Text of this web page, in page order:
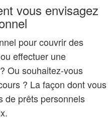
vous envisagez
pour couvrir des
effectuer une
Ou souhaitez-vous
? La façon dont vous
de prêts personnels